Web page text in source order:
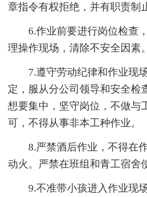
章指令有权拒绝，并有职责制
6.作业前要进行岗位检查
理操作现场，清除不安全因素。
7.遵守劳动纪律和作业现
定，服从分公司领导和安全检
想要集中，坚守岗位，不做与
可，不得从事非本工种作业。
8.严禁酒后作业，不得在
动火。严禁在班组和青工宿舍
9.不准带小孩进入作业现